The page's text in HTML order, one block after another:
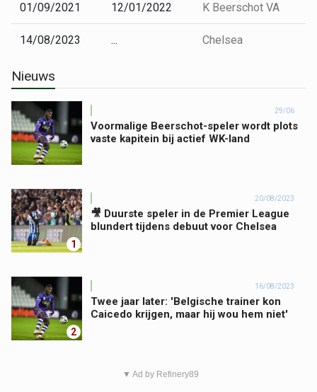
01/09/2021 12/01/2022 K Beerschot VA
14/08/2023 ... Chelsea
Nieuws
29/06
Voormalige Beerschot-speler wordt plots
vaste kapitein bij actief WK-land
1
20/08/2023
🎥 Duurste speler in de Premier League
blundert tijdens debuut voor Chelsea
2
16/08/2023
Twee jaar later: 'Belgische trainer kon
Caicedo krijgen, maar hij wou hem niet'
▼ Ad by Refinery89